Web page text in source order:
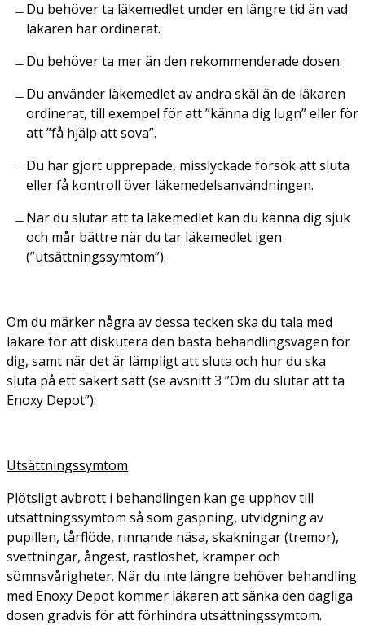
Du behöver ta läkemedlet under en längre tid än vad
läkaren har ordinerat.
Du behöver ta mer än den rekommenderade dosen.
Du använder läkemedlet av andra skäl än de läkaren
ordinerat, till exempel för att ”känna dig lugn” eller för
att ”få hjälp att sova”.
Du har gjort upprepade, misslyckade försök att sluta
eller få kontroll över läkemedelsanvändningen.
När du slutar att ta läkemedlet kan du känna dig sjuk
och mår bättre när du tar läkemedlet igen
(”utsättningssymtom”).
Om du märker några av dessa tecken ska du tala med
läkare för att diskutera den bästa behandlingsvägen för
dig, samt när det är lämpligt att sluta och hur du ska
sluta på ett säkert sätt (se avsnitt 3 ”Om du slutar att ta
Enoxy Depot”).
Utsättningssymtom
Plötsligt avbrott i behandlingen kan ge upphov till
utsättningssymtom så som gäspning, utvidgning av
pupillen, tårflöde, rinnande näsa, skakningar (tremor),
svettningar, ångest, rastlöshet, kramper och
sömnsvårigheter. När du inte längre behöver behandling
med Enoxy Depot kommer läkaren att sänka den dagliga
dosen gradvis för att förhindra utsättningssymtom.